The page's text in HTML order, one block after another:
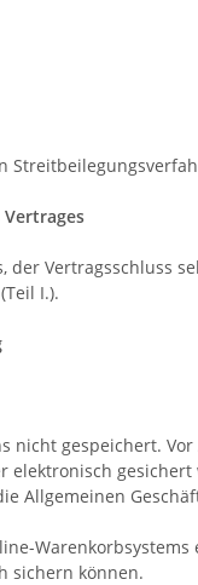
der Vertragsschluss
I.).
nicht gespeichert.
elektronisch
Allgemeinen
sichern können.